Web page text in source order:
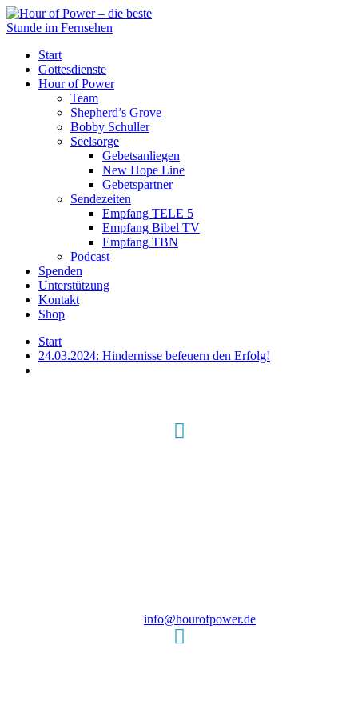
Start
Gottesdienste
Hour of Power
Team
Shepherd’s Grove
Bobby Schuller
Seelsorge
Gebetsanliegen
New Hope Line
Gebetspartner
Sendezeiten
Empfang TELE 5
Empfang Bibel TV
Empfang TBN
Podcast
Spenden
Unterstützung
Kontakt
Shop
Start
24.03.2024: Hindernisse befeuern den Erfolg!
info@hourofpower.de